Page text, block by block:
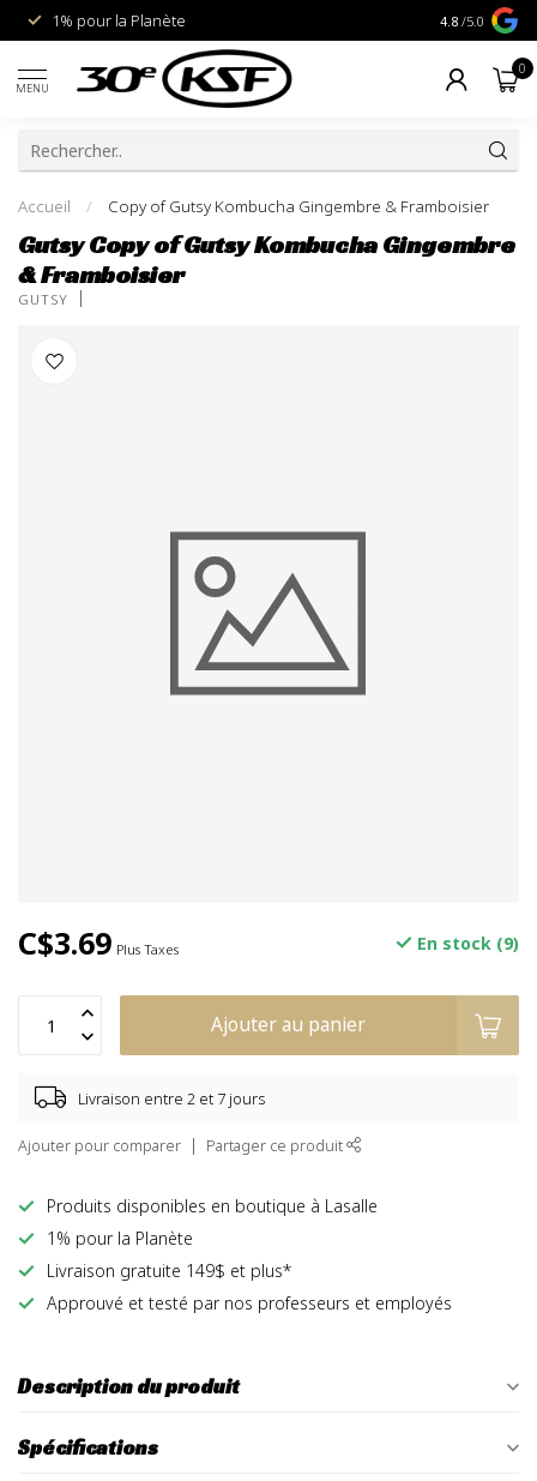
1% pour la Planète Livraison
4.8 /5.0
MENU
0
Accueil / Copy of Gutsy Kombucha Gingembre & Framboisier
Gutsy Copy of Gutsy Kombucha Gingembre
& Framboisier
GUTSY
C$3.69 Plus Taxes En stock (9)
Ajouter au panier
Livraison entre 2 et 7 jours
Ajouter pour comparer Partager ce produit
Produits disponibles en boutique à Lasalle
1% pour la Planète
Livraison gratuite 149$ et plus*
Approuvé et testé par nos professeurs et employés
Description du produit
Spécifications